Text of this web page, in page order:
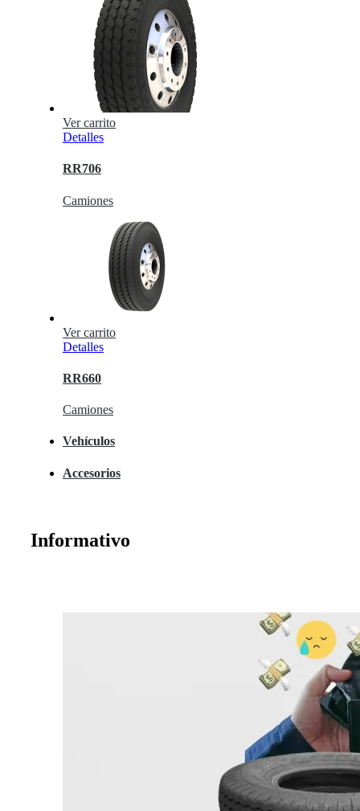
Ver carrito
Detalles
RR706
Camiones
Ver carrito
Detalles
RR660
Camiones
Vehículos
Accesorios
Informativo